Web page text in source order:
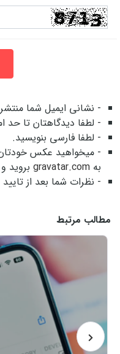
- نشانی ایمیل شما
- لطفا دیدگاهتان تا حد
- لطفا فارسی بنویسید.
- میخواهید عکس خودتان
به gravatar.com بروید
- نظرات شما بعد از
مطالب مرتبط